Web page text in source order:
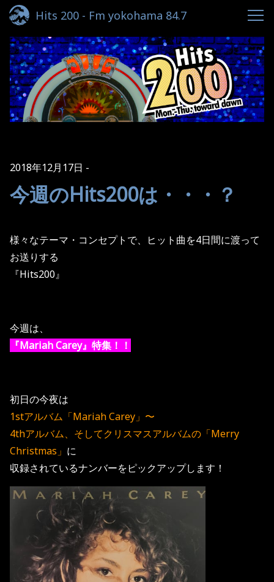
Hits 200 - Fm yokohama 84.7
2018年12月17日
今週のHits200は・・・？
様々なテーマ・コンセプトで、ヒット曲を4日間に渡って
お送りする
『Hits200』
今週は、
『Mariah Carey』特集！！
初日の今夜は
1stアルバム「Mariah Carey」〜
4thアルバム、そしてクリスマスアルバムの「Merry
Christmas」 に
収録されているナンバーをピックアップします！